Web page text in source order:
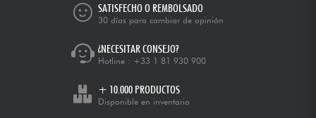
SATISFECHO O REMBOLSADO
30 días para cambiar de opinión
¿NECESITAR CONSEJO?
Hotline : +33 1 81 930 900
+ 10.000 PRODUCTOS
Disponible en inventario